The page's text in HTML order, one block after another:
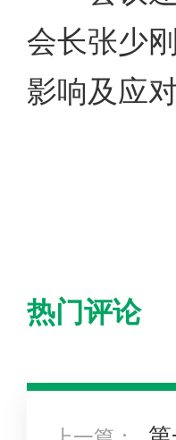
会长张少
影响及应
热门评论